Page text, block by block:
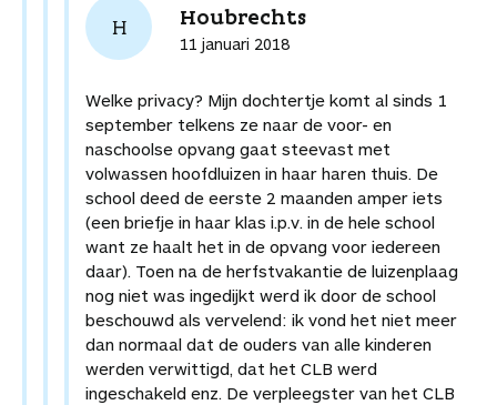
H Houbrechts
11 januari 2018
Welke privacy? Mijn dochtertje komt al sinds 1
september telkens ze naar de voor- en
naschoolse opvang gaat steevast met
volwassen hoofdluizen in haar haren thuis. De
school deed de eerste 2 maanden amper iets
(een briefje in haar klas i.p.v. in de hele school
want ze haalt het in de opvang voor iedereen
daar). Toen na de herfstvakantie de luizenplaag
nog niet was ingedijkt werd ik door de school
beschouwd als vervelend: ik vond het niet meer
dan normaal dat de ouders van alle kinderen
werden verwittigd, dat het CLB werd
ingeschakeld enz. De verpleegster van het CLB